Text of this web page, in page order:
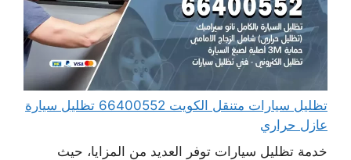
تظليل سيارات متنقل الكويت 66400552 تظليل سيارة
عازل حراري
خدمة تظليل سيارات توفر العديد من المزايا، حيث